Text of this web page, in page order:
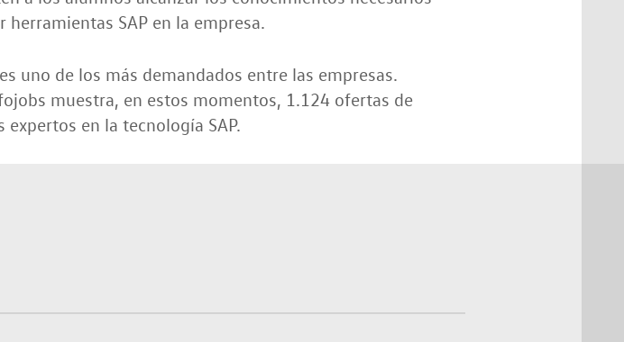
SAP en la empresa.
uno de los más demandados entre las empresas.
muestra, en estos momentos, 1.124 ofertas de
en la tecnología SAP.